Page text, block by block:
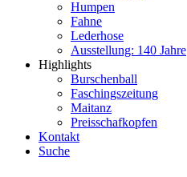
Humpen
Fahne
Lederhose
Ausstellung: 140 Jahre
Highlights
Burschenball
Faschingszeitung
Maitanz
Preisschafkopfen
Kontakt
Suche